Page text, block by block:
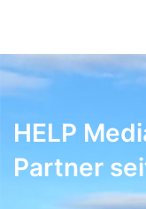
HELP
Partner